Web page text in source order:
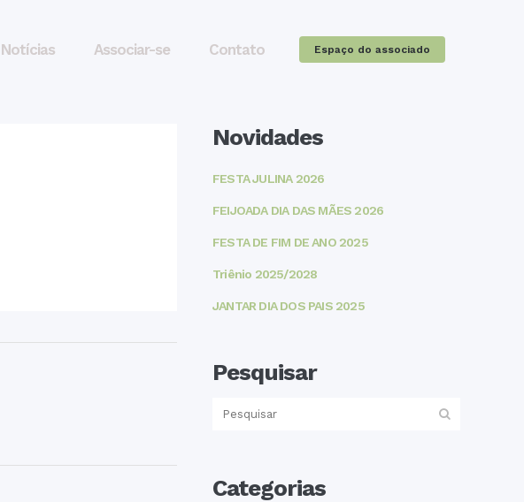
Espaço do associado
Notícias Associar-se Contato
Novidades
FESTA JULINA 2026
FEIJOADA DIA DAS MÃES 2026
FESTA DE FIM DE ANO 2025
Triênio 2025/2028
JANTAR DIA DOS PAIS 2025
Pesquisar
Categorias